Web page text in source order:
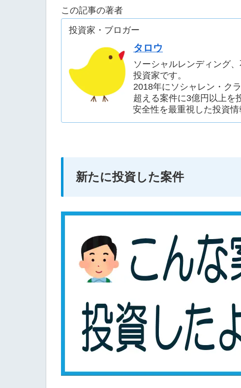
この記事の著者
投資家・ブロガー
タロウ
ソーシャルレンディング
投資家です。
2018年にソシャレン・ク
超える案件に3億円以上を
安全性を最重視した投資情
新たに投資した案件